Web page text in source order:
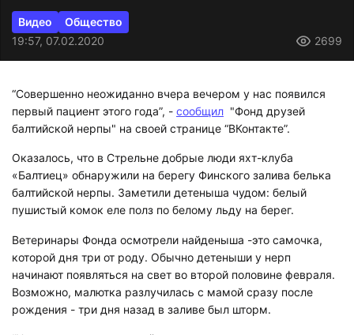
Видео
Общество
19:57, 07.02.2020
2699
“Совершенно неожиданно вчера вечером у нас появился
первый пациент этого года”, - сообщил "Фонд друзей
балтийской нерпы" на своей странице “ВКонтакте”.
Оказалось, что в Стрельне добрые люди яхт-клуба
«Балтиец» обнаружили на берегу Финского залива белька
балтийской нерпы. Заметили детеныша чудом: белый
пушистый комок еле полз по белому льду на берег.
Ветеринары Фонда осмотрели найденыша -это самочка,
которой дня три от роду. Обычно детеныши у нерп
начинают появляться на свет во второй половине февраля.
Возможно, малютка разлучилась с мамой сразу после
рождения - три дня назад в заливе был шторм.